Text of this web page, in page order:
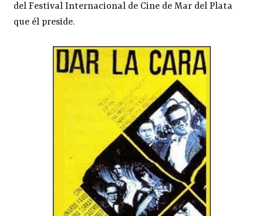
del Festival Internacional de Cine de Mar del Plata
que él preside.